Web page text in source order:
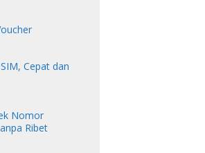
Cepat dan
Nomor
Ribet